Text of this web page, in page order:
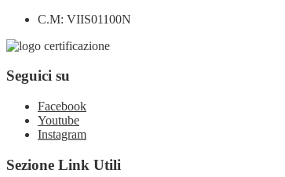
C.M: VIIS01100N
Seguici su
Facebook
Youtube
Instagram
Sezione Link Utili